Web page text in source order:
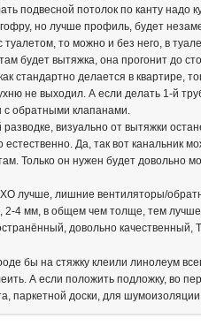
подвесной потолок по канту
но лучше профиль, будет
туалетом, то можно и без него, в
будет вытяжка, она прогонит до
стандартно делается в квартире,
не выходил. А если делать 1-й
с обратными клапанами.
разводке, визуально от вытяжки
естественно. Да, так вот канальник
Только он нужен будет
лучше, лишние вентиляторы/
2-4 мм, в общем чем толще, тем
довольно качественный,
бы на стяжку клеили линолеум
А если положить подложку, во
паркетной доски, для